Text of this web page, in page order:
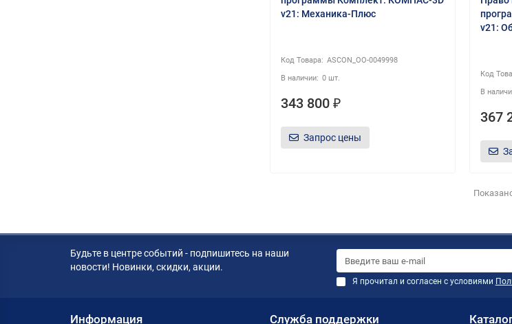
v21: Механика-Плюс
ASCON_ОО-0049998
0 шт.
343 800 ₽
Запрос цены
v21:
367
Будьте в центре событий - подпишитесь на наши
новости! Новинки, скидки, акции.
Я прочитал и согласен с условиями
Информация Служба поддержки